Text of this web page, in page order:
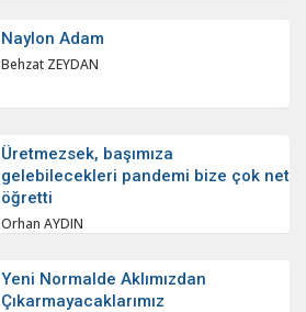
Naylon Adam
Behzat ZEYDAN
Üretmezsek, başımıza
gelebilecekleri pandemi bize çok net
öğretti
Orhan AYDIN
Yeni Normalde Aklımızdan
Çıkarmayacaklarımız